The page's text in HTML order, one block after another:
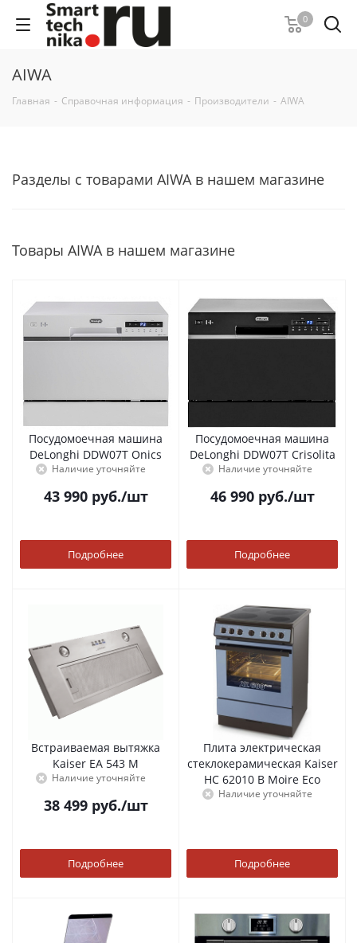
0
AIWA
Главная - Справочная информация - Производители - AIWA
Разделы с товарами AIWA в нашем магазине
Товары AIWA в нашем магазине
Посудомоечная машина
DeLonghi DDW07T Onics
Наличие уточняйте
43 990руб./шт
Подробнее
Посудомоечная машина
DeLonghi DDW07T Crisolita
Наличие уточняйте
46 990руб./шт
Подробнее
Встраиваемая вытяжка
Kaiser EA 543 M
Наличие уточняйте
38 499руб./шт
Подробнее
Плита электрическая
стеклокерамическая Kaiser
HC 62010 B Moire Eco
Наличие уточняйте
Подробнее